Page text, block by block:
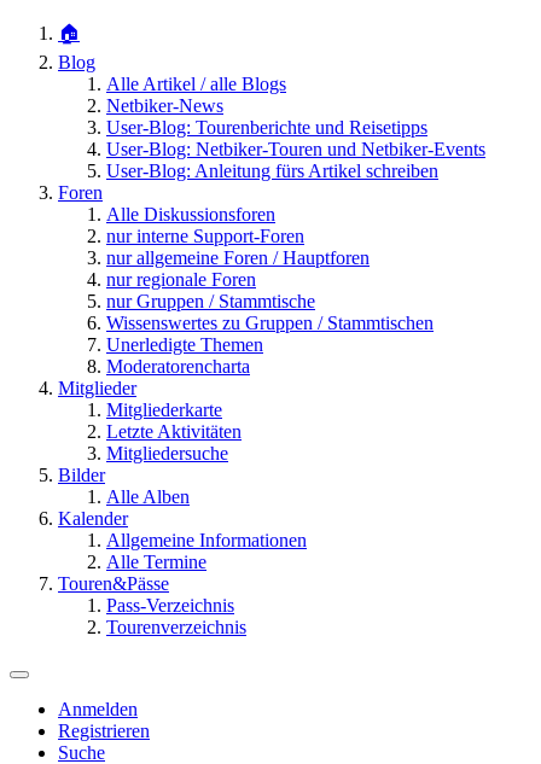
🏠
Blog
Alle Artikel / alle Blogs
Netbiker-News
User-Blog: Tourenberichte und Reisetipps
User-Blog: Netbiker-Touren und Netbiker-Events
User-Blog: Anleitung fürs Artikel schreiben
Foren
Alle Diskussionsforen
nur interne Support-Foren
nur allgemeine Foren / Hauptforen
nur regionale Foren
nur Gruppen / Stammtische
Wissenswertes zu Gruppen / Stammtischen
Unerledigte Themen
Moderatorencharta
Mitglieder
Mitgliederkarte
Letzte Aktivitäten
Mitgliedersuche
Bilder
Alle Alben
Kalender
Allgemeine Informationen
Alle Termine
Touren&Pässe
Pass-Verzeichnis
Tourenverzeichnis
Anmelden
Registrieren
Suche